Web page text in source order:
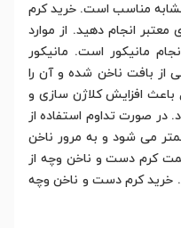
مناسب است. خرید کرم
انجام دهید. از موارد
مانیکور است. مانیکور
بافت ناخن شده و آن را
باعث افزایش کلاژن سازی و
در صورت تداوم استفاده از
می شود و به مرور ناخن
کرم دست و ناخن وچه از
خرید کرم دست و ناخن وچه